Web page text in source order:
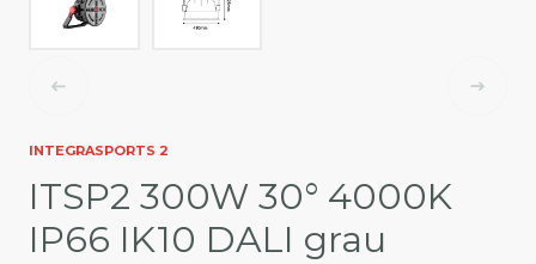
INTEGRASPORTS 2
ITSP2 300W 30° 4000K
IP66 IK10 DALI grau